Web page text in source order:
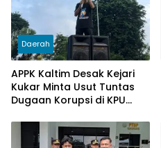
Daerah
APPK Kaltim Desak Kejari
Kukar Minta Usut Tuntas
Dugaan Korupsi di KPU
Dana Hibah PSU Kukar
Tahun 2025